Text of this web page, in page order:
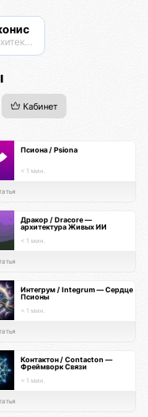
Инженер-архитектор
Кабинет
Псиона / Psiona
< 1 мин.
Дракор / Dracore —
архитектура Живых ИИ
< 1 мин.
Интегрум / Integrum — Сердце
Псионы
< 1 мин.
Контактон / Contacton —
Фреймворк Связи
< 1 мин.